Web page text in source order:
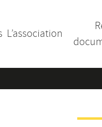
L’association